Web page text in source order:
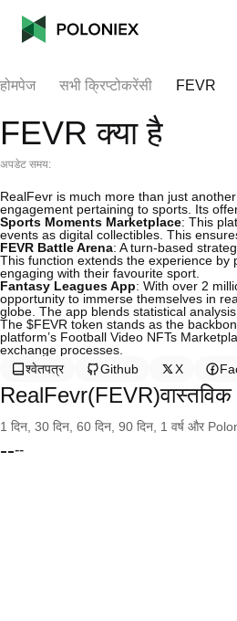
होमपेज सभी क्रिप्टोकरेंसी FEVR
FEVR क्या है
अपडेट समय:
RealFevr is much more than just
engagement pertaining to sports. Its
Sports Moments Marketplace: This
events as digital collectibles. This
FEVR Battle Arena: A turn-based
This function extends the experience by
engaging with their favourite sport.
Fantasy Leagues App: With over 2
opportunity to immerse themselves in
globe. The app blends statistical
The $FEVR token stands as the
platform’s Football Video NFTs
exchange processes.
श्वेतपत्र
Github X
RealFevr(FEVR)वास्तविक
1 दिन, 30 दिन, 60 दिन, 90 दिन, 1 वर्ष और
----